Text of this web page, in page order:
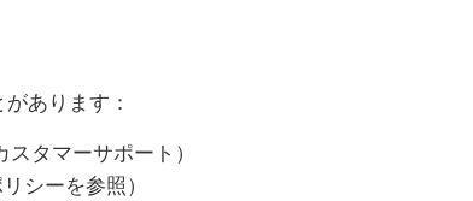
あります：
タマーサポート）
シーを参照）